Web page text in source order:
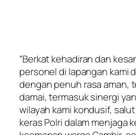
“Berkat kehadiran dan
personel di lapangan kami
dengan penuh rasa aman,
damai, termasuk sinergi
wilayah kami kondusif,
keras Polri dalam menjaga